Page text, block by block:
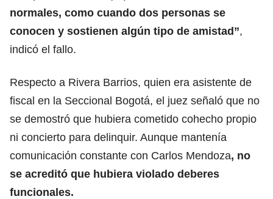
normales, como cuando dos personas se
conocen y sostienen algún tipo de amistad”,
indicó el fallo.
Respecto a Rivera Barrios, quien era asistente de
fiscal en la Seccional Bogotá, el juez señaló que no
se demostró que hubiera cometido cohecho propio
ni concierto para delinquir. Aunque mantenía
comunicación constante con Carlos Mendoza, no
se acreditó que hubiera violado deberes
funcionales.